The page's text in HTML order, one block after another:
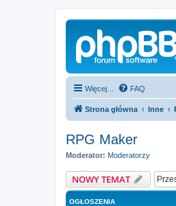
Więcej… FAQ
Strona główna Inne
RPG Maker
Moderator: Moderatorzy
NOWY TEMAT
OGŁOSZENIA